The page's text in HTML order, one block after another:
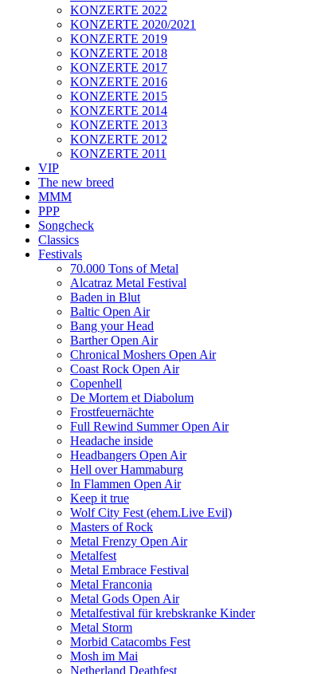
KONZERTE 2022
KONZERTE 2020/2021
KONZERTE 2019
KONZERTE 2018
KONZERTE 2017
KONZERTE 2016
KONZERTE 2015
KONZERTE 2014
KONZERTE 2013
KONZERTE 2012
KONZERTE 2011
VIP
The new breed
MMM
PPP
Songcheck
Classics
Festivals
70.000 Tons of Metal
Alcatraz Metal Festival
Baden in Blut
Baltic Open Air
Bang your Head
Barther Open Air
Chronical Moshers Open Air
Coast Rock Open Air
Copenhell
De Mortem et Diabolum
Frostfeuernächte
Full Rewind Summer Open Air
Headache inside
Headbangers Open Air
Hell over Hammaburg
In Flammen Open Air
Keep it true
Wolf City Fest (ehem.Live Evil)
Masters of Rock
Metal Frenzy Open Air
Metalfest
Metal Embrace Festival
Metal Franconia
Metal Gods Open Air
Metalfestival für krebskranke Kinder
Metal Storm
Morbid Catacombs Fest
Mosh im Mai
Netherland Deathfest